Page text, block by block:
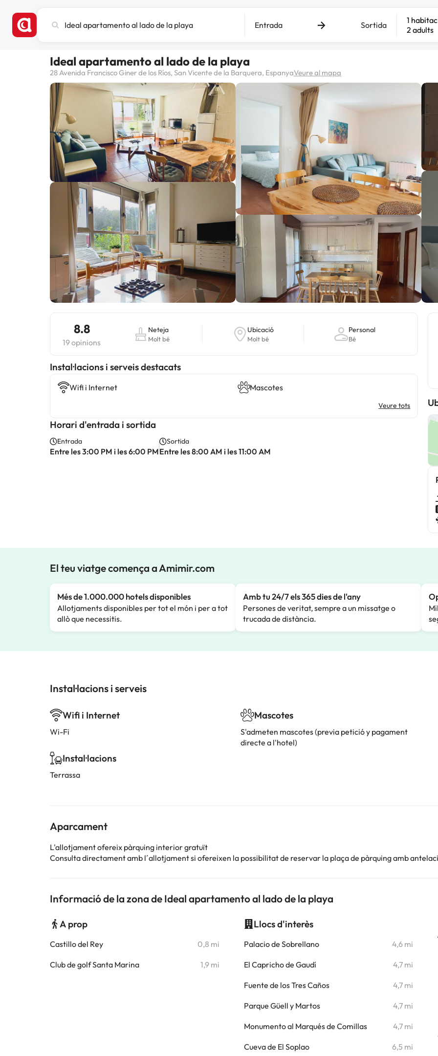
ciutat,
destinació
Entrada Sortida
1
2 adults
Ideal apartamento al lado de la playa
28 Avenida Francisco Giner de los Ríos, San Vicente de la Barquera, EspanyaVeure al mapa
8.8
19 opinions
Neteja
Molt bé
Ubicació
Molt bé
Personal
Bé
Instal·lacions i serveis destacats
Wifi i Internet Mascotes
Veure tots
Horari d'entrada i sortida
Entrada
Entre les 3:00 PM i les 6:00 PM
Sortida
Entre les 8:00 AM i les 11:00 AM
El teu viatge comença a Amimir.com
Més de 1.000.000 hotels disponibles
Allotjaments disponibles per tot el món i per a tot
allò que necessitis.
Amb tu 24/7 els 365 dies de l'any
Persones de veritat, sempre a un missatge o
trucada de distància.
Instal·lacions i serveis
Wifi i Internet
Wi-Fi
Instal·lacions
Terrassa
Mascotes
S'admeten mascotes (previa petició y pagament
directe a l'hotel)
Aparcament
L'allotjament ofereix pàrquing interior gratuït
Consulta directament amb l´allotjament si ofereixen la possibilitat de reservar la plaça de pàrquing amb
Informació de la zona de Ideal apartamento al lado de la playa
A prop
Castillo del Rey 0,8 mi
Club de golf Santa Marina 1,9 mi
Llocs d'interès
Palacio de Sobrellano 4,6 mi
El Capricho de Gaudí 4,7 mi
Fuente de los Tres Caños 4,7 mi
Parque Güell y Martos 4,7 mi
Monumento al Marqués de Comillas 4,7 mi
Cueva de El Soplao 6,5 mi